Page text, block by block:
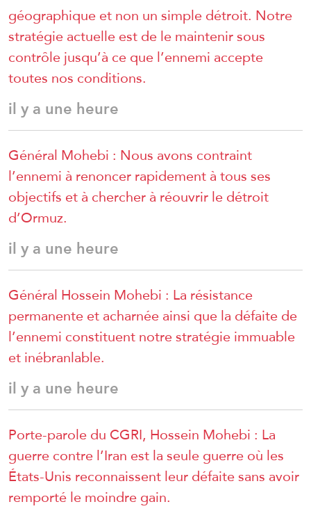
géographique et non un simple détroit. Notre
stratégie actuelle est de le maintenir sous
contrôle jusqu’à ce que l’ennemi accepte
toutes nos conditions.
il y a une heure
Général Mohebi : Nous avons contraint
l’ennemi à renoncer rapidement à tous ses
objectifs et à chercher à réouvrir le détroit
d’Ormuz.
il y a une heure
Général Hossein Mohebi : La résistance
permanente et acharnée ainsi que la défaite de
l’ennemi constituent notre stratégie immuable
et inébranlable.
il y a une heure
Porte-parole du CGRI, Hossein Mohebi : La
guerre contre l’Iran est la seule guerre où les
États-Unis reconnaissent leur défaite sans avoir
remporté le moindre gain.